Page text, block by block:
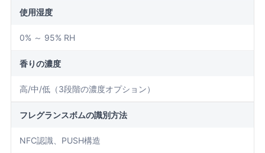
使用湿度
0% ～ 95% RH
香りの濃度
高/中/低（3段階の濃度オプション）
フレグランスボムの識別方法
NFC認識、PUSH構造